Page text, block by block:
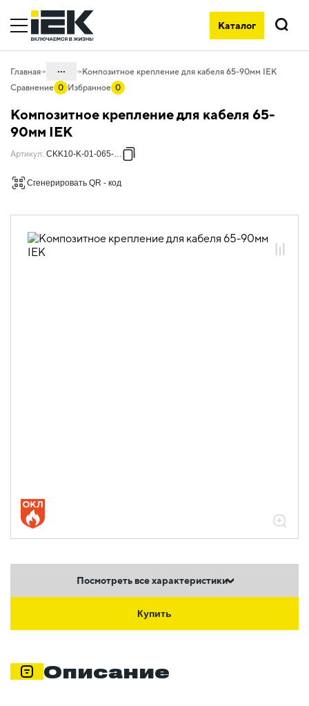
Каталог
Поиск
Главная ...
05. Системы для прокладки кабеля
05.04 Кабельные лотки и аксессуары
Композитное крепление для кабеля 65-90мм IEK
Сравнение 0 Избранное 0
Композитное крепление для кабеля 65-
90мм IEK
Артикул: CKK10-K-01-065-090
Сгенерировать QR - код
Посмотреть все характеристики
Купить
Описание